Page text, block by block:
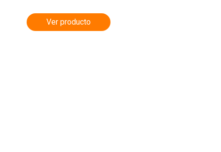
Ver producto